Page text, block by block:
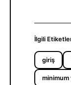
İlgili
giriş
minimum